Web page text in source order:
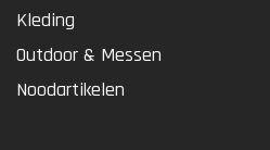
Kleding
Outdoor & Messen
Noodartikelen